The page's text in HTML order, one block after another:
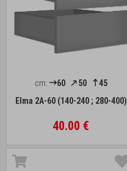
cm: 60 50
45
Elma 2A-60 (140-240 ; 280-400)
40.00 €